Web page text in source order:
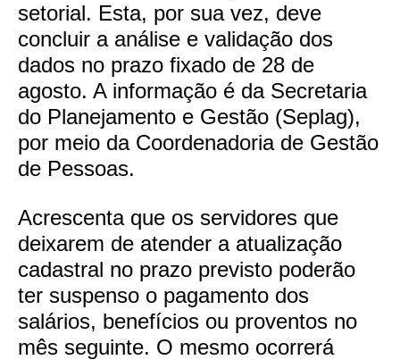
setorial. Esta, por sua vez, deve
concluir a análise e validação dos
dados no prazo fixado de 28 de
agosto. A informação é da Secretaria
do Planejamento e Gestão (Seplag),
por meio da Coordenadoria de Gestão
de Pessoas.
Acrescenta que os servidores que
deixarem de atender a atualização
cadastral no prazo previsto poderão
ter suspenso o pagamento dos
salários, benefícios ou proventos no
mês seguinte. O mesmo ocorrerá